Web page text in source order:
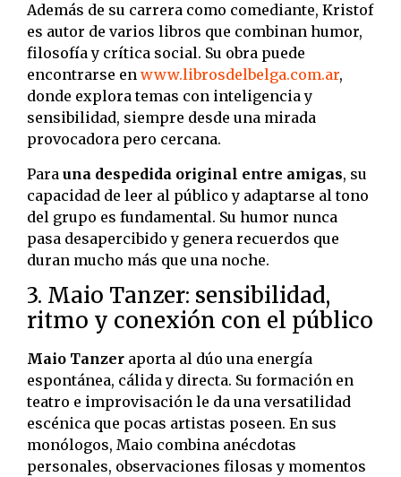
Además de su carrera como comediante, Kristof
es autor de varios libros que combinan humor,
filosofía y crítica social. Su obra puede
encontrarse en www.librosdelbelga.com.ar,
donde explora temas con inteligencia y
sensibilidad, siempre desde una mirada
provocadora pero cercana.
Para una despedida original entre amigas, su
capacidad de leer al público y adaptarse al tono
del grupo es fundamental. Su humor nunca
pasa desapercibido y genera recuerdos que
duran mucho más que una noche.
3. Maio Tanzer: sensibilidad,
ritmo y conexión con el público
Maio Tanzer aporta al dúo una energía
espontánea, cálida y directa. Su formación en
teatro e improvisación le da una versatilidad
escénica que pocas artistas poseen. En sus
monólogos, Maio combina anécdotas
personales, observaciones filosas y momentos